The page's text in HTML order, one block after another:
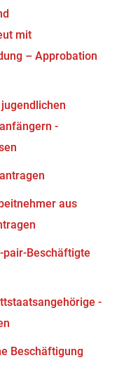
mit
– Approbation
-
aus
Beschäftigte
-
Beschäftigung